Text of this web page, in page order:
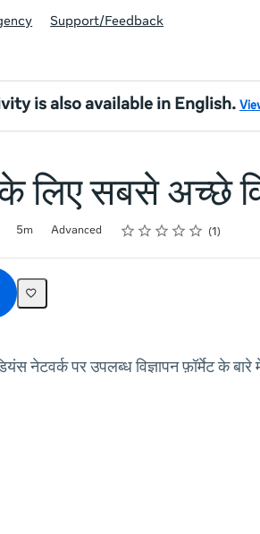
Support/Feedback
is also available in English.
लिए सबसे अच्छे
5m Advanced Rating
1 star
2 stars
3 stars
4 stars
5 stars 1
नेटवर्क पर उपलब्ध विज्ञापन फ़ॉर्मेट के